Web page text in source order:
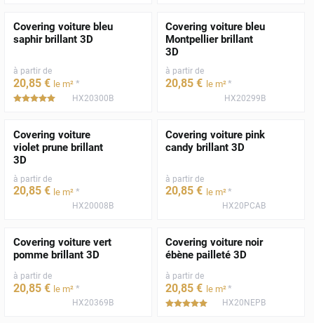
Covering voiture bleu
saphir brillant 3D
à partir de
20,85 € le m² *
*****HX20300B
Covering voiture bleu
Montpellier brillant
3D
à partir de
20,85 € le m²*
HX20299B
Covering voiture
violet prune brillant
3D
à partir de
20,85 € le m² *
HX20008B
Covering voiture pink
candy brillant 3D
à partir de
20,85 € le m²*
HX20PCAB
Covering voiture vert
pomme brillant 3D
à partir de
20,85 € le m² *
HX20369B
Covering voiture noir
ébène pailleté 3D
à partir de
20,85 € le m²*
*****HX20NEPB